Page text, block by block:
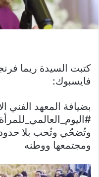
كتبت السيدة ريما
فايسبوك:
بضيافة المعهد الفني
وتُضحّي وتُحب بلا حدود
ومجتمعها ووطنه